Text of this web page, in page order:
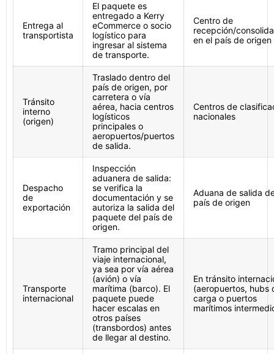
Entrega al
transportista
El paquete es
entregado a Kerry
eCommerce o socio
logístico para
ingresar al sistema
de transporte.
Centro de
recepción/
en el país de origen
Tránsito
interno
(origen)
Traslado dentro del
país de origen, por
carretera o vía
aérea, hacia centros
logísticos
principales o
aeropuertos/puertos
de salida.
Centros de
nacionales
Despacho
de
exportación
Inspección
aduanera de salida:
se verifica la
documentación y se
autoriza la salida del
paquete del país de
origen.
Aduana de salida
país de origen
Transporte
internacional
Tramo principal del
viaje internacional,
ya sea por vía aérea
(avión) o vía
marítima (barco). El
paquete puede
hacer escalas en
otros países
(transbordos) antes
de llegar al destino.
En tránsito
(aeropuertos, hubs
carga o puertos
marítimos